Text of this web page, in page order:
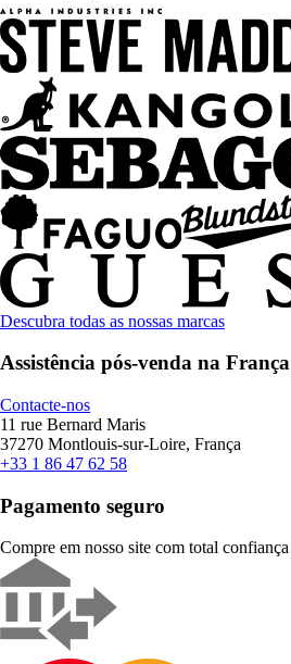
Descubra todas as nossas marcas
Assistência pós-venda na França
Contacte-nos
11 rue Bernard Maris
37270 Montlouis-sur-Loire, França
+33 1 86 47 62 58
Pagamento seguro
Compre em nosso site com total confiança